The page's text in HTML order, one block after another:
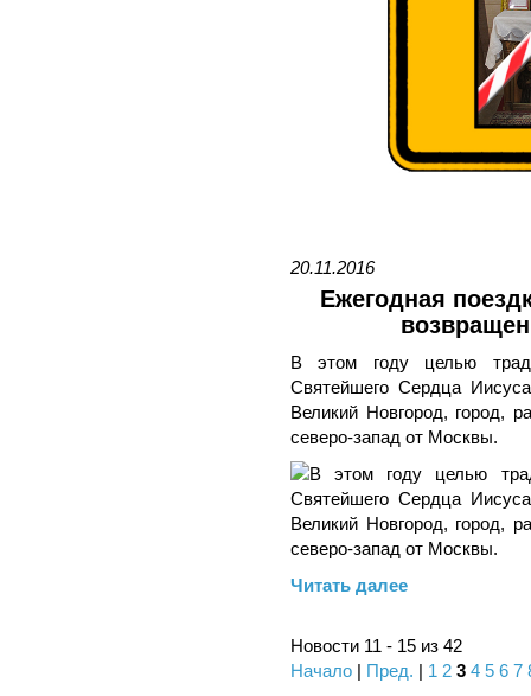
20.11.2016
Ежегодная
В этом году целью
Святейшего Сердца
Великий Новгород, город,
северо-запад от Москвы.
Читать далее
Новости 11 - 15 из 42
Начало | Пред. | 1 2 3 4 5 6 7